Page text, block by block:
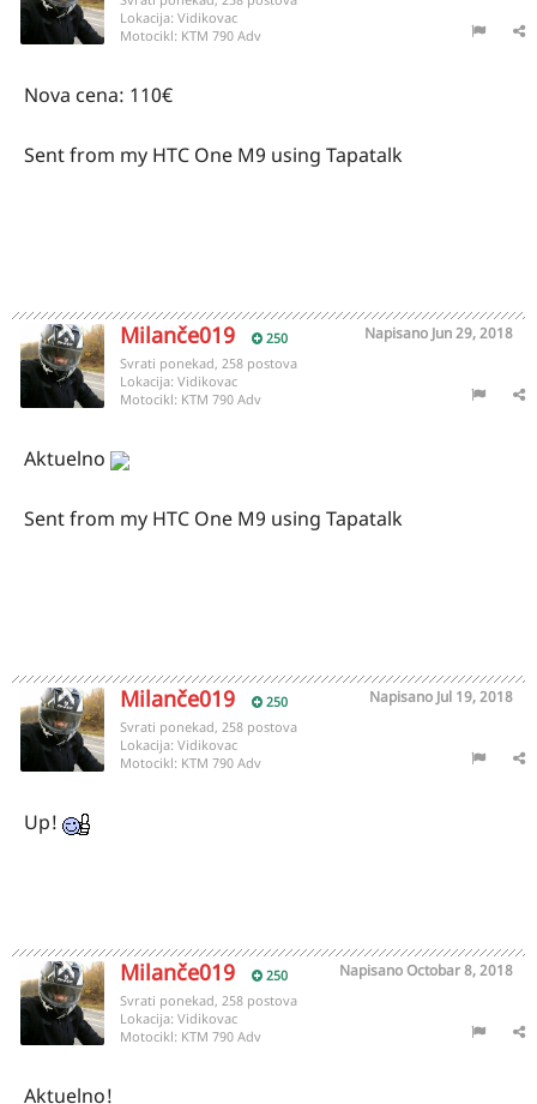
Lokacija: Vidikovac
Motocikl: KTM 790 Adv
Nova cena: 110€
Sent from my HTC One M9 using Tapatalk
Milanče019 250 Napisano Jun 29, 2018
Svrati ponekad, 258 postova
Lokacija: Vidikovac
Motocikl: KTM 790 Adv
Aktuelno
Sent from my HTC One M9 using Tapatalk
Milanče019 250 Napisano Jul 19, 2018
Svrati ponekad, 258 postova
Lokacija: Vidikovac
Motocikl: KTM 790 Adv
Up!
Milanče019 250 NapisanoOctobar 8, 2018
Svrati ponekad, 258 postova
Lokacija: Vidikovac
Motocikl: KTM 790 Adv
Aktuelno!